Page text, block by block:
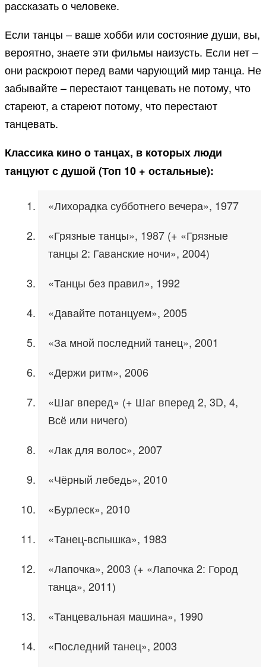
рассказать о человеке.
Если танцы – ваше хобби или состояние души, вы,
вероятно, знаете эти фильмы наизусть. Если нет –
они раскроют перед вами чарующий мир танца. Не
забывайте – перестают танцевать не потому, что
стареют, а стареют потому, что перестают
танцевать.
Классика кино о танцах, в которых люди
танцуют с душой (Топ 10 + остальные):
«Лихорадка субботнего вечера», 1977
«Грязные танцы», 1987 (+ «Грязные
танцы 2: Гаванские ночи», 2004)
«Танцы без правил», 1992
«Давайте потанцуем», 2005
«За мной последний танец», 2001
«Держи ритм», 2006
«Шаг вперед» (+ Шаг вперед 2, 3D, 4,
Всё или ничего)
«Лак для волос», 2007
«Чёрный лебедь», 2010
«Бурлеск», 2010
«Танец-вспышка», 1983
«Лапочка», 2003 (+ «Лапочка 2: Город
танца», 2011)
«Танцевальная машина», 1990
«Последний танец», 2003